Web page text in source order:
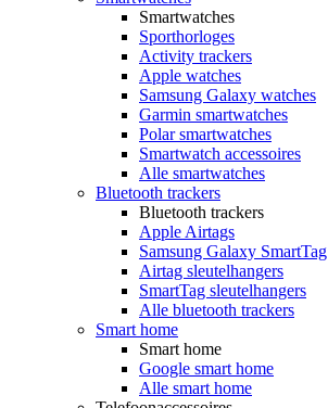
Smartwatches
Sporthorloges
Activity trackers
Apple watches
Samsung Galaxy watches
Garmin smartwatches
Polar smartwatches
Smartwatch accessoires
Alle smartwatches
Bluetooth trackers
Bluetooth trackers
Apple Airtags
Samsung Galaxy SmartTag
Airtag sleutelhangers
SmartTag sleutelhangers
Alle bluetooth trackers
Smart home
Smart home
Google smart home
Alle smart home